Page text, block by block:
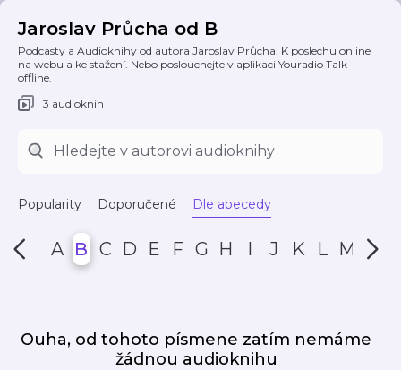
Jaroslav Průcha od B
Podcasty a Audioknihy od autora Jaroslav Průcha. K poslechu online
na webu a ke stažení. Nebo poslouchejte v aplikaci Youradio Talk
offline.
3 audioknih
Popularity Doporučené Dle abecedy
A B C D E F G H I J K L M N
Ouha, od tohoto písmene zatím nemáme
žádnou audioknihu